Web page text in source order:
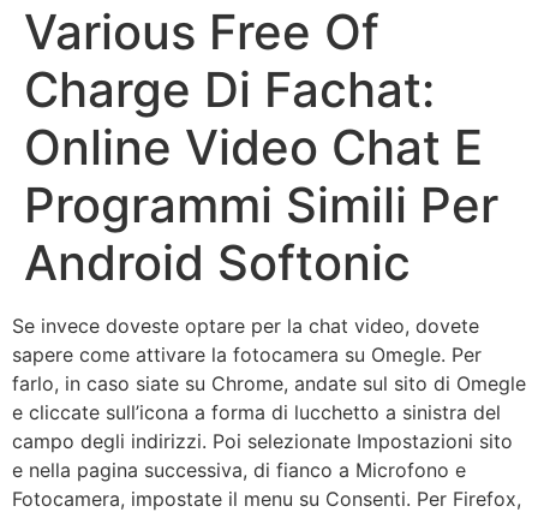
Various Free Of
Charge Di Fachat:
Online Video Chat E
Programmi Simili Per
Android Softonic
Se invece doveste optare per la chat video, dovete
sapere come attivare la fotocamera su Omegle. Per
farlo, in caso siate su Chrome, andate sul sito di Omegle
e cliccate sull’icona a forma di lucchetto a sinistra del
campo degli indirizzi. Poi selezionate Impostazioni sito
e nella pagina successiva, di fianco a Microfono e
Fotocamera, impostate il menu su Consenti. Per Firefox,